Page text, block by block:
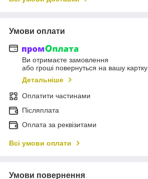
Умови оплати
Ви отримаєте замовлення
або гроші повернуться на вашу картку
Детальніше
Оплатити частинами
Післяплата
Оплата за реквізитами
Всі умови оплати
Умови повернення